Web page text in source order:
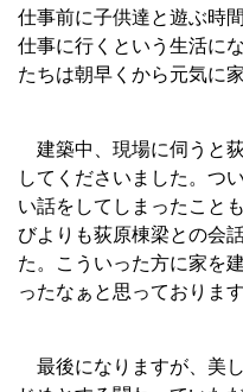
仕事前に子供達と遊ぶ時
仕事に行くという生活に
たちは朝早くから元気に
建築中、現場に伺うと
してくださいました。つ
い話をしてしまったこと
びよりも荻原棟梁との会
た。こういった方に家を
ったなぁと思っております
最後になりますが、美